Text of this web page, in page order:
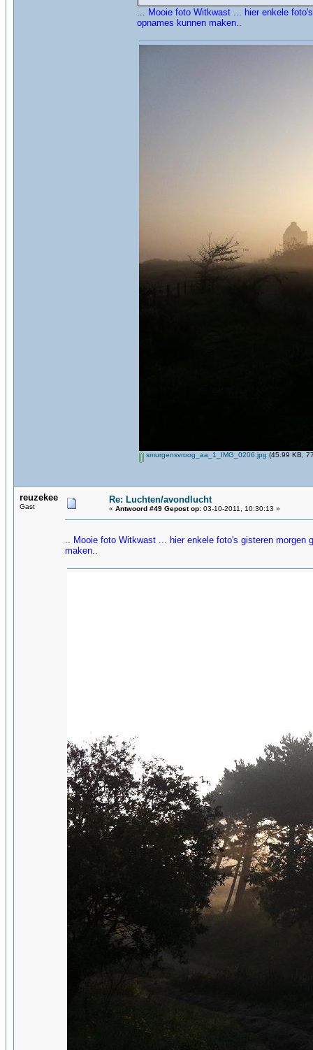
... Mooie foto Witkwast ... hier enkele
opnames kunnen maken..
smurgensvroog_aa_1_IMG_0206.jpg (45.99 KB,
reuzekee
Gast
Re: Luchten/avondlucht
« Antwoord #49 Gepost op: 03-10-2011, 10:30:13 »
.. Mooie foto Witkwast ... hier enkele foto's gisteren morgen
maken..